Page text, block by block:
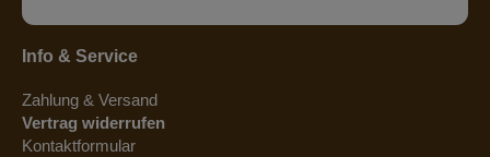
Info & Service
Zahlung & Versand
Vertrag widerrufen
Kontaktformular